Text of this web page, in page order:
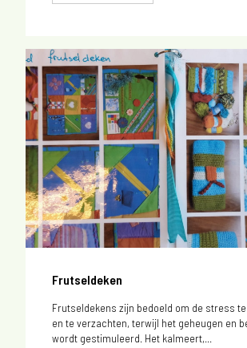
Frutseldeken
Frutseldekens zijn bedoeld om de stress
en te verzachten, terwijl het geheugen en
wordt gestimuleerd. Het kalmeert,...